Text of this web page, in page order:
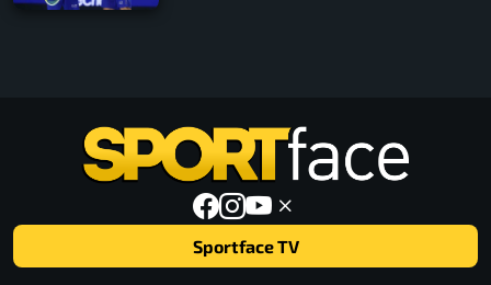
Sportface TV